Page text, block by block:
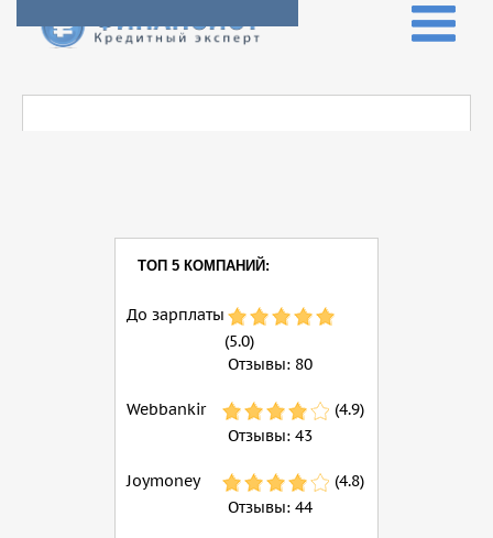
ТОП 5 КОМПАНИЙ:
До зарплаты
(5.0)
Отзывы: 80
Webbankir
(4.9)
Отзывы: 43
Joymoney
(4.8)
Отзывы: 44